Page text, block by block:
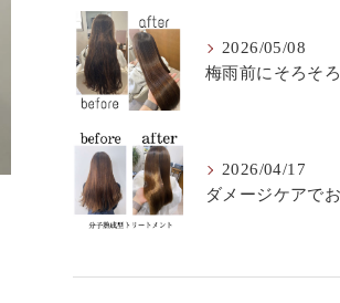
2026/05/08
梅雨前にそろそろ
2026/04/17